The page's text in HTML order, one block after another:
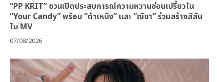
“PP KRIT” ชวนเปิดประสบการณ์ความหวานซ่อนเปรี้ยวใน
“Your Candy” พร้อม “ต้าเหนิง” และ “ณิชา” ร่วมสร้างสีสัน
ใน MV
07/08/2026